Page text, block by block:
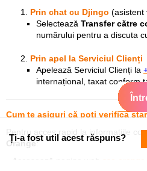
Prin chat cu Djingo (asistent
Selectează Transfer către
numărului pentru a discuta
Prin apel la Serviciul Clienți
Apelează Serviciul Clienți la
internațional, taxat conform
Cum te asiguri că poţi verifica
Pentru acces rapid la informațiile
Orange:
Accesează pagina web
Ți-a fost util acest răspuns?